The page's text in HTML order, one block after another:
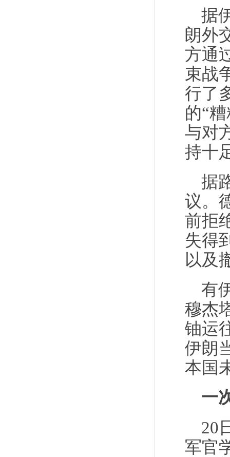
据
朗外
方通
束战
行了
的“
与对
持十
据
议。
前拒
失得
以及
有
穆杰
铀运
伊朗
本国
一
20
军官